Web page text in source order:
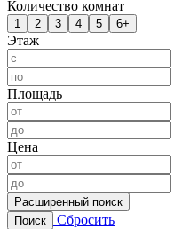
Количество комнат
1 2 3 4 5 6+
Этаж
Площадь
Цена
Расширенный поиск
Поиск
Сбросить